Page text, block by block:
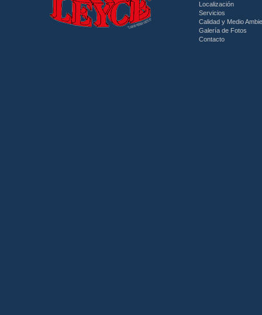
Localización
Servicios
Calidad y Medio
Galería de Fotos
Contacto